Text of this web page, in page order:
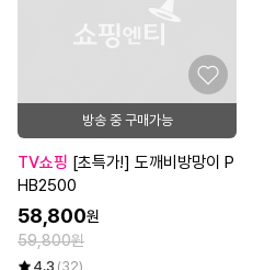
방송 중 구매가능
TV쇼핑
HB2500
58,800원
59,800원
4.3 (32)